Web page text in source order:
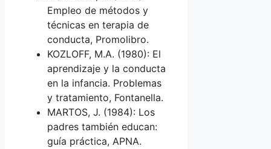
Empleo de métodos y
técnicas en terapia de
conducta, Promolibro.
KOZLOFF, M.A. (1980): El
aprendizaje y la conducta
en la infancia. Problemas
y tratamiento, Fontanella.
MARTOS, J. (1984): Los
padres también educan:
guía práctica, APNA.